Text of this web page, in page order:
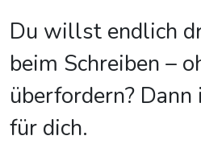
Du willst endlich
beim Schreiben –
überfordern?
für dich.